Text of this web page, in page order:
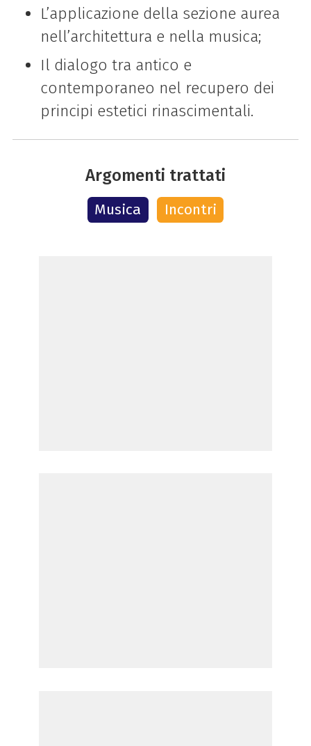
L’applicazione della sezione aurea
nell’architettura e nella musica;
Il dialogo tra antico e
contemporaneo nel recupero dei
principi estetici rinascimentali.
Argomenti trattati
Musica Incontri